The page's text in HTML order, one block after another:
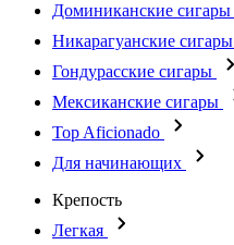
Доминиканские сигары
Никарагуанские сигары
Гондурасские сигары
Мексиканские сигары
Top Aficionado
Для начинающих
Крепость
Легкая